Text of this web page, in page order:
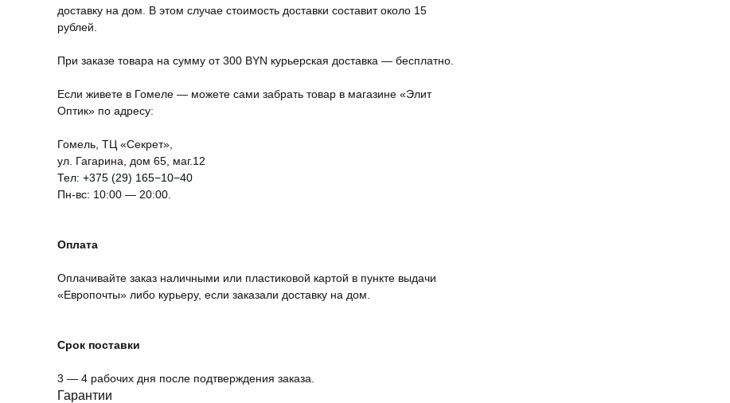
доставку на дом. В этом случае стоимость доставки составит около 15
рублей.
При заказе товара на сумму от 300 BYN курьерская доставка — бесплатно.
Если живете в Гомеле — можете сами забрать товар в магазине «Элит
Оптик» по адресу:
Гомель, ТЦ «Секрет»,
ул. Гагарина, дом 65, маг.12
Тел: +375 (29) 165−10−40
Пн-вс: 10:00 — 20:00.
Оплата
Оплачивайте заказ наличными или пластиковой картой в пункте выдачи
«Европочты» либо курьеру, если заказали доставку на дом.
Срок поставки
3 — 4 рабочих дня после подтверждения заказа.
Гарантии